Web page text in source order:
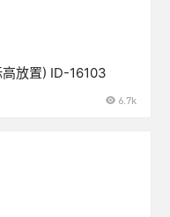
放置) ID-16103
6.7k